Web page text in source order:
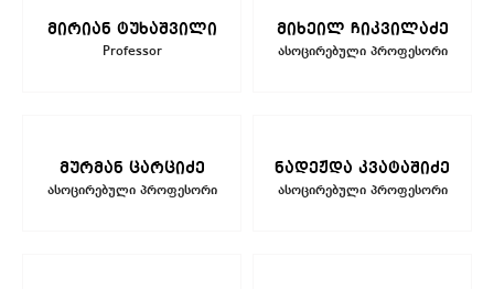
მირიან ტუხაშვილი
Professor
მიხეილ ჩიკვილაძე
ასოცირებული პროფესორი
მურმან ცარციძე
ასოცირებული პროფესორი
ნადეჟდა კვატაშიძე
ასოცირებული პროფესორი